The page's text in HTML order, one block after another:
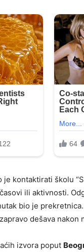
je kontaktirati školu
ili aktivnosti.
bio je
dešava nakon
izvora poput